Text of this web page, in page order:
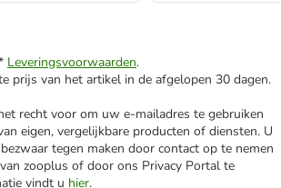
Leveringsvoorwaarden.
prijs van het artikel in de afgelopen 30 dagen.
recht voor om uw e-mailadres te gebruiken
eigen, vergelijkbare producten of diensten. U
tegen maken door contact op te nemen
zooplus of door ons Privacy Portal te
vindt u hier.